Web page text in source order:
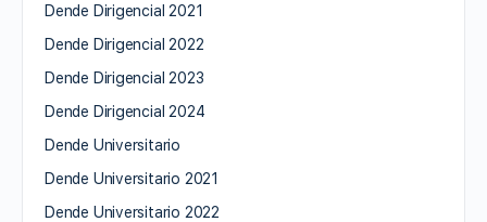
Dende Dirigencial 2021
Dende Dirigencial 2022
Dende Dirigencial 2023
Dende Dirigencial 2024
Dende Universitario
Dende Universitario 2021
Dende Universitario 2022